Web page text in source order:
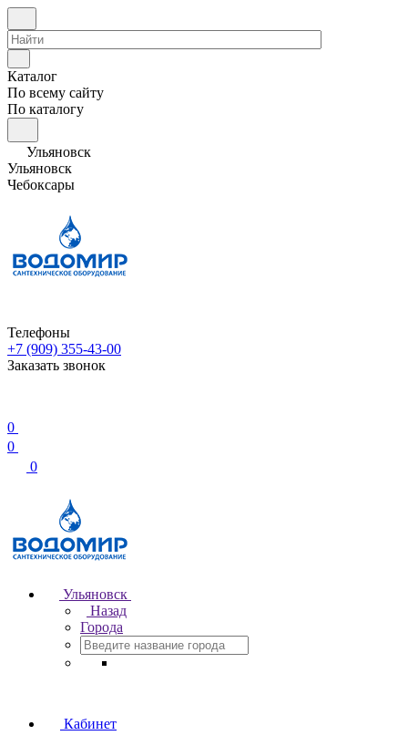
Каталог
По всему сайту
По каталогу
Ульяновск
Ульяновск
Чебоксары
Телефоны
+7 (909) 355-43-00
Заказать звонок
0
0
0
Ульяновск
Назад
Города
Кабинет